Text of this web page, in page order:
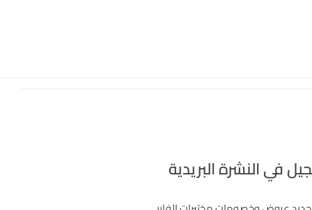
في النشرة البريدية